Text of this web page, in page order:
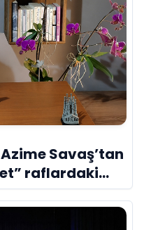
Savaş’tan
raflardaki